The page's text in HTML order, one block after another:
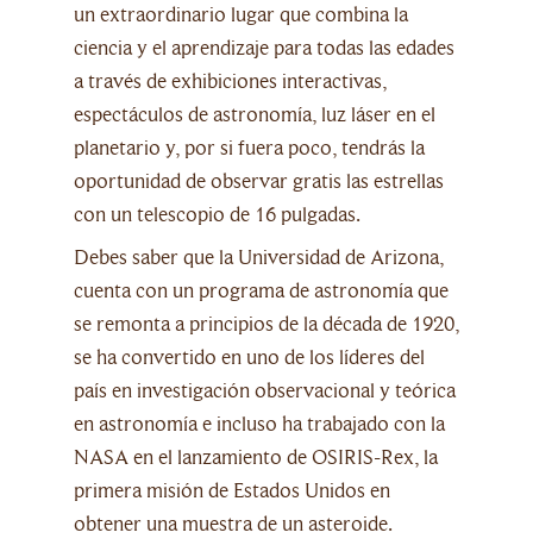
un extraordinario lugar que combina la
ciencia y el aprendizaje para todas las edades
a través de exhibiciones interactivas,
espectáculos de astronomía, luz láser en el
planetario y, por si fuera poco, tendrás la
oportunidad de observar gratis las estrellas
con un telescopio de 16 pulgadas.
Debes saber que la Universidad de Arizona,
cuenta con un programa de astronomía que
se remonta a principios de la década de 1920,
se ha convertido en uno de los líderes del
país en investigación observacional y teórica
en astronomía e incluso ha trabajado con la
NASA en el lanzamiento de OSIRIS-Rex, la
primera misión de Estados Unidos en
obtener una muestra de un asteroide.